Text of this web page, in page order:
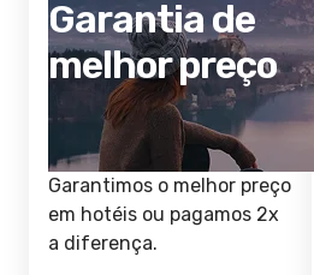
Garantia de
melhor preço
Garantimos o melhor preço
em hotéis ou pagamos 2x
a diferença.